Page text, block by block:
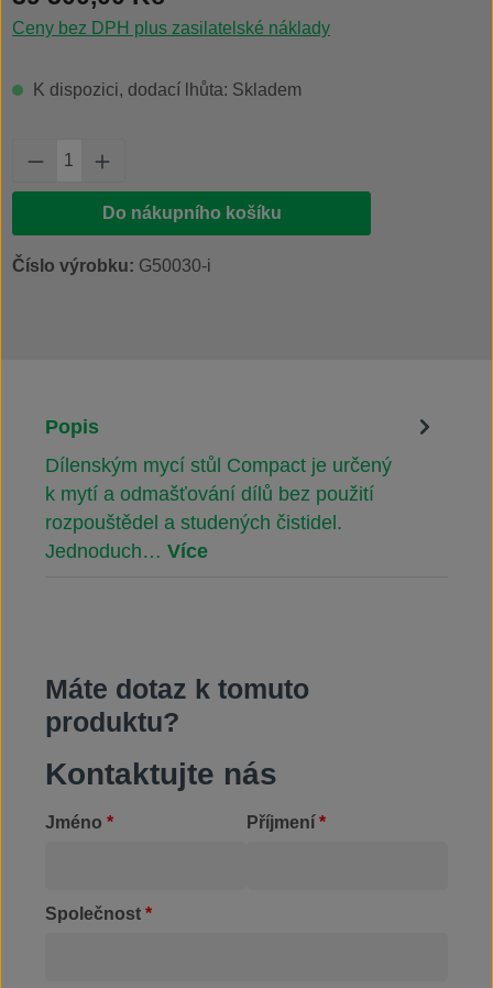
Ceny bez DPH plus zasilatelské náklady
K dispozici, dodací lhůta: Skladem
Množství produktu: Zadejte požadované
Do nákupního košíku
Číslo výrobku: G50030-i
Popis
Dílenským mycí stůl Compact je určený
k mytí a odmašťování dílů bez použití
rozpouštědel a studených čistidel.
Jednoduch… Více
Máte dotaz k tomuto
produktu?
Kontaktujte nás
Jméno * Příjmení *
Společnost *